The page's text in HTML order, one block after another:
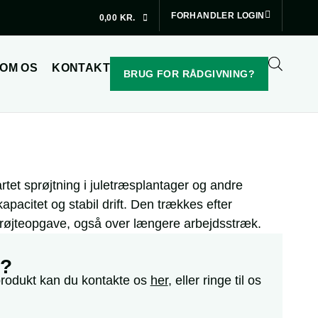
0,00 KR. FORHANDLER LOGIN
OM OS KONTAKT BRUG FOR RÅDGIVNING?
sprøjtning i juletræsplantager og andre
og stabil drift. Den trækkes efter
også over længere arbejdsstræk.
kan du kontakte os her, eller ringe til os